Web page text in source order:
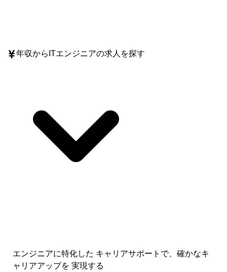
年収からITエンジニアの求人を探す
エンジニアに特化した キャリアサポートで、 確かなキ
ャリアアップを 実現する